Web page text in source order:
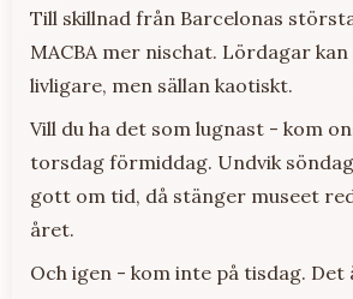
Till skillnad från Barcelonas
MACBA mer nischat. Lördagar
livligare, men sällan kaotiskt.
Vill du ha det som lugnast - kom
torsdag förmiddag. Undvik
gott om tid, då stänger museet
året.
Och igen - kom inte på tisdag. Det